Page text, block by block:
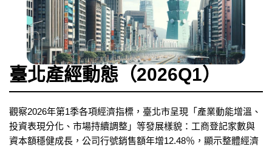
臺北產經動態（2026Q1）
觀察2026年第1季各項經濟指標，臺北市呈現「產業動能增溫、
投資表現分化、市場持續調整」等發展樣貌：工商登記家數與
資本額穩健成長，公司行號銷售額年增12.48％，顯示整體經濟